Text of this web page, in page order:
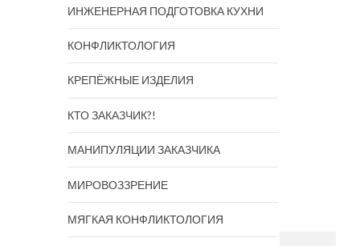
ИНЖЕНЕРНАЯ ПОДГОТОВКА КУХНИ
КОНФЛИКТОЛОГИЯ
КРЕПЁЖНЫЕ ИЗДЕЛИЯ
КТО ЗАКАЗЧИК?!
МАНИПУЛЯЦИИ ЗАКАЗЧИКА
МИРОВОЗЗРЕНИЕ
МЯГКАЯ КОНФЛИКТОЛОГИЯ